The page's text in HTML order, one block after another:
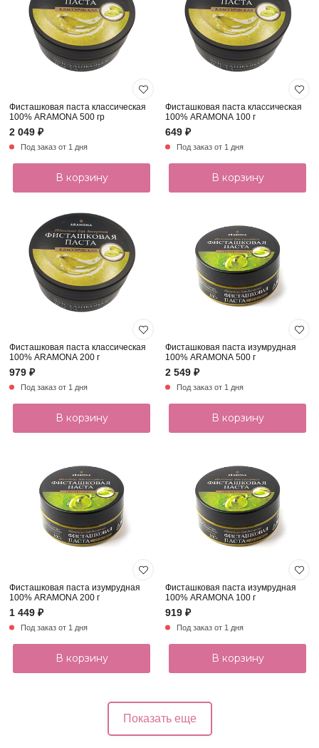
Фисташковая паста классическая
100% ARAMONA 500 гр
2 049 ₽
Под заказ от 1 дня
В корзину
Фисташковая паста классическая
100% ARAMONA 100 г
649 ₽
Под заказ от 1 дня
В корзину
Фисташковая паста классическая
100% ARAMONA 200 г
979 ₽
Под заказ от 1 дня
В корзину
Фисташковая паста изумрудная
100% ARAMONA 500 г
2 549 ₽
Под заказ от 1 дня
В корзину
Фисташковая паста изумрудная
100% ARAMONA 200 г
1 449 ₽
Под заказ от 1 дня
В корзину
Фисташковая паста изумрудная
100% ARAMONA 100 г
919 ₽
Под заказ от 1 дня
В корзину
Показать еще